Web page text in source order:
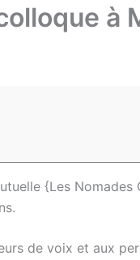
à
{Les
de voix et aux